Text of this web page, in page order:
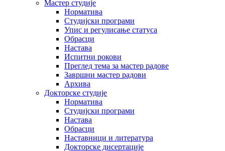
Мастер студије
Норматива
Студијски програми
Упис и регулисање статуса
Обрасци
Настава
Испитни рокови
Преглед тема за мастер радове
Завршни мастер радови
Архива
Докторске студије
Норматива
Студијски програми
Настава
Обрасци
Наставници и литература
Докторске дисертације